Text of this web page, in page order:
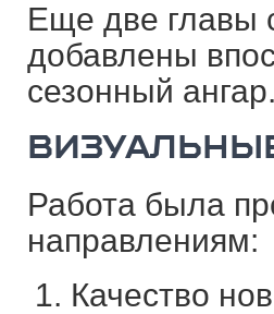
Еще две главы
добавлены
сезонный ангар.
Работа была
направлениям:
Качество